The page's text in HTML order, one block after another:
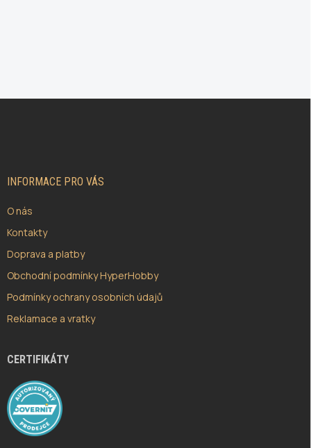
INFORMACE PRO VÁS
O nás
Kontakty
Doprava a platby
Obchodní podmínky HyperHobby
Podmínky ochrany osobních údajů
Reklamace a vratky
CERTIFIKÁTY